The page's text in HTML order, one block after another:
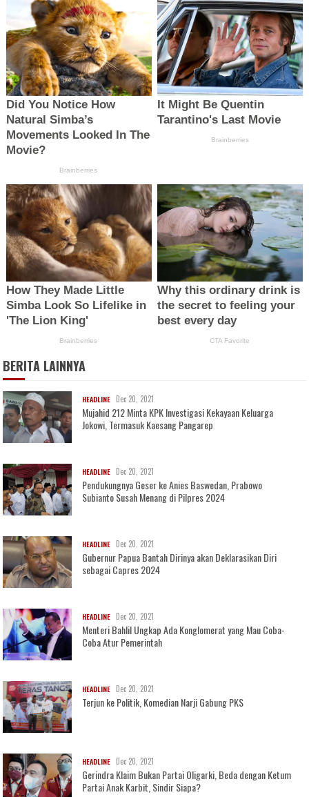
BERITA LAINNYA
HEADLINE Dec 20, 2021
Mujahid 212 Minta KPK Investigasi Kekayaan Keluarga
Jokowi, Termasuk Kaesang Pangarep
HEADLINE Dec 20, 2021
Pendukungnya Geser ke Anies Baswedan, Prabowo
Subianto Susah Menang di Pilpres 2024
HEADLINE Dec 20, 2021
Gubernur Papua Bantah Dirinya akan Deklarasikan Diri
sebagai Capres 2024
HEADLINE Dec 20, 2021
Menteri Bahlil Ungkap Ada Konglomerat yang Mau Coba-
Coba Atur Pemerintah
HEADLINE Dec 20, 2021
Terjun ke Politik, Komedian Narji Gabung PKS
HEADLINE Dec 20, 2021
Gerindra Klaim Bukan Partai Oligarki, Beda dengan Ketum
Partai Anak Karbit, Sindir Siapa?